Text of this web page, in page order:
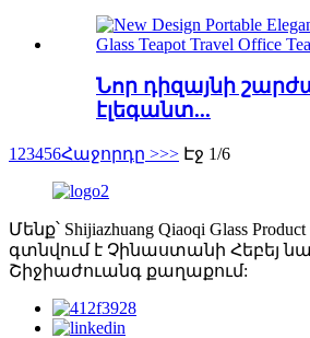
Նոր դիզայնի
էլեգանտ...
1 23456Հաջորդը >>> Էջ 1/6
Մենք՝ Shijiazhuang Qiaoqi Glass
գտնվում է Չինաստանի Հեբեյ
Շիջիաժուանգ քաղաքում: